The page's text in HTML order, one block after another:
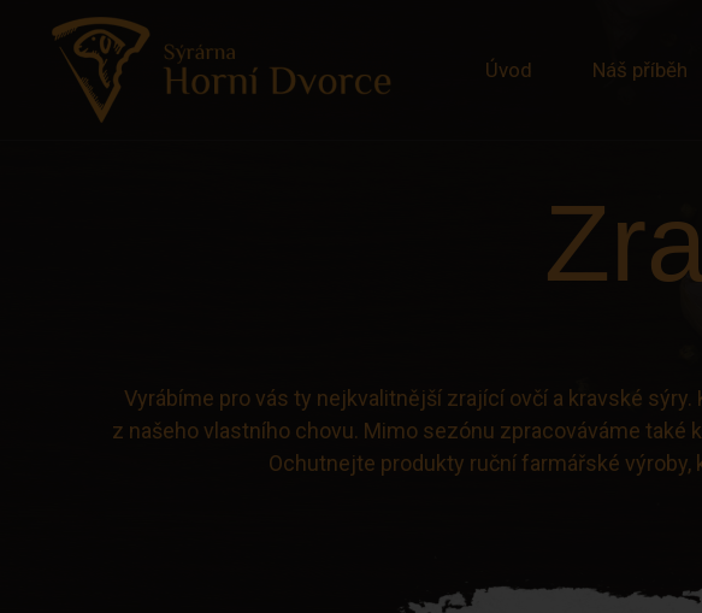
Úvod Náš příběh
Vyrábíme pro vás ty nejkvalitnější zrající ovčí a kravské
z našeho vlastního chovu. Mimo sezónu zpracováváme také
Ochutnejte produkty ruční farmářské